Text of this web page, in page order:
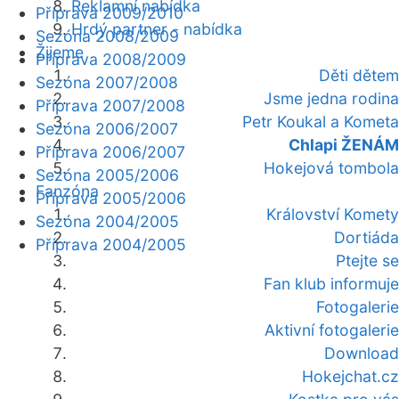
Reklamní nabídka
Hrdý partner - nabídka
Žijeme
Děti dětem
Jsme jedna rodina
Petr Koukal a Kometa
Chlapi ŽENÁM
Hokejová tombola
Fanzóna
Království Komety
Dortiáda
Ptejte se
Fan klub informuje
Fotogalerie
Aktivní fotogalerie
Download
Hokejchat.cz
Příprava 2009/2010
Sezóna 2008/2009
Příprava 2008/2009
Sezóna 2007/2008
Příprava 2007/2008
Sezóna 2006/2007
Příprava 2006/2007
Sezóna 2005/2006
Příprava 2005/2006
Sezóna 2004/2005
Příprava 2004/2005